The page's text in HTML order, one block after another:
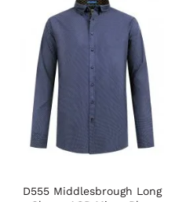
D555 Middlesbrough Long